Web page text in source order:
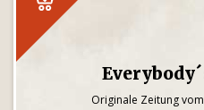
Originale Zeitung